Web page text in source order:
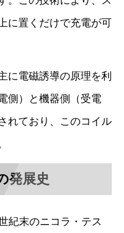
に置くだけで充電が可
に電磁誘導の原理を利
側）と機器側（受電
れており、このコイル
発展史
紀末のニコラ・テス